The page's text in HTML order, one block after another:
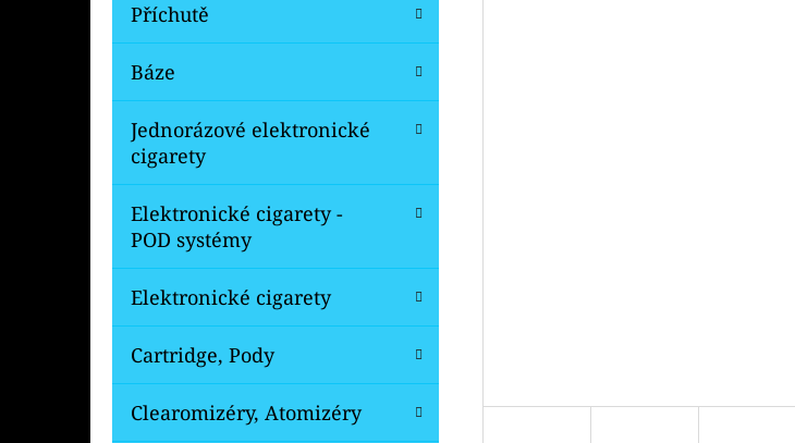
N
Příchutě
Báze
Jednorázové elektronické
cigarety
Elektronické cigarety -
POD systémy
Elektronické cigarety
Cartridge, Pody
Clearomizéry, Atomizéry
OXVA XLIM V3 TOP FILL NÁHRADNÍ
99 Kč
Původně:109 Kč